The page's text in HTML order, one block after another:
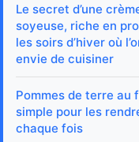
Le secret d’une
soyeuse, riche en
les soirs d’hiver où
envie de cuisiner
Pommes de terre au
simple pour les
chaque fois